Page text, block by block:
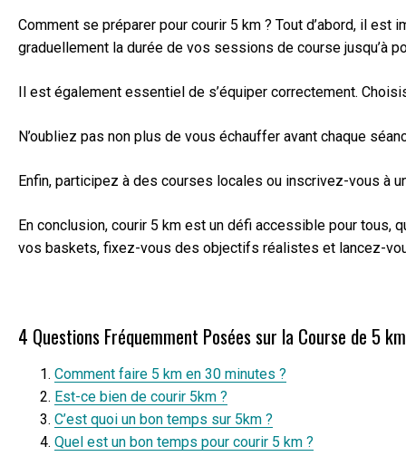
Comment se préparer pour courir 5 km ? Tout d’abord, il
graduellement la durée de vos sessions de course jusqu’à
Il est également essentiel de s’équiper correctement.
N’oubliez pas non plus de vous échauffer avant chaque
Enfin, participez à des courses locales ou inscrivez-vous à
En conclusion, courir 5 km est un défi accessible pour tous,
vos baskets, fixez-vous des objectifs réalistes et lancez-
4 Questions Fréquemment Posées sur la Course de 5 km
Comment faire 5 km en 30 minutes ?
Est-ce bien de courir 5km ?
C’est quoi un bon temps sur 5km ?
Quel est un bon temps pour courir 5 km ?